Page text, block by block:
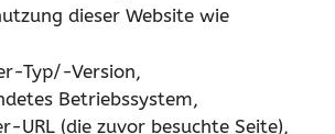
dieser Website wie
Typ/-Version,
Betriebssystem,
URL (die zuvor besuchte Seite),